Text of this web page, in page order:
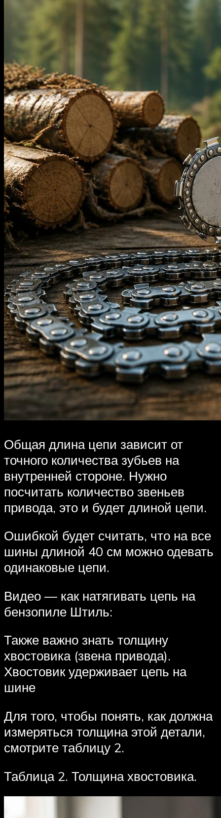
Общая длина цепи зависит от
точного количества зубьев на
внутренней стороне. Нужно
посчитать количество звеньев
привода, это и будет длиной цепи.
Ошибкой будет считать, что на все
шины длиной 40 см можно одевать
одинаковые цепи.
Видео — как натягивать цепь на
бензопиле Штиль:
Также важно знать толщину
хвостовика (звена привода).
Хвостовик удерживает цепь на
шине
Для того, чтобы понять, как должна
измеряться толщина этой детали,
смотрите таблицу 2.
Таблица 2. Толщина хвостовика.